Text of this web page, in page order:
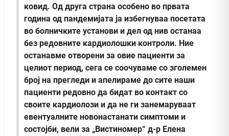
ковид. Од друга страна особено во првата
година од пандемијата ја избегнуваа посетата
во болничките установи и дел од нив останаа
без редовните кардиолошки контроли. Ние
останавме отворени за овие пациенти за
целиот период, сега се соочуваме со зголемен
број на прегледи и апелираме до сите наши
пациенти редовно да бидат во контакт со
своите кардиолози и да не ги занемаруваат
евентуалните новонастанати симптоми и
состојби, вели за „Вистиномер“ д-р Елена